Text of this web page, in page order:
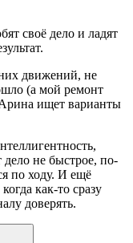
своё дело и ладят
движений, не
(а мой ремонт
ищет варианты
дело не быстрое, по-
по ходу. И ещё
как-то сразу
доверять.